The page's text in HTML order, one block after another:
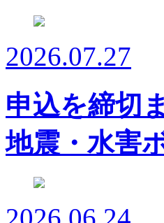
2026.07.27
申込を締切
地震・水害